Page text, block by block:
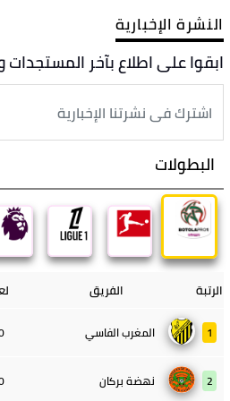
النشرة الإخبارية
ابقوا على اطلاع بآخر المستجدات
البطولات
الرتبة الفريق
1 المغرب الفاسي
2 نهضة بركان